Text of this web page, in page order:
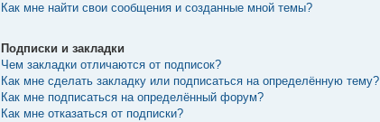
Как мне найти свои сообщения и созданные мной темы?
Подписки и закладки
Чем закладки отличаются от подписок?
Как мне сделать закладку или подписаться на определённую тему?
Как мне подписаться на определённый форум?
Как мне отказаться от подписки?